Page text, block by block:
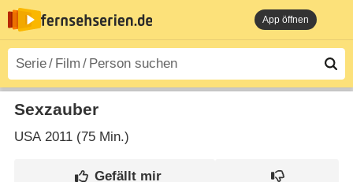
App öffnen
Sexzauber
USA2011 (75 Min.)